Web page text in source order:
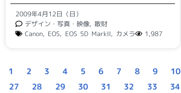
2009年4月12日（日）
デザイン・写真・映像,散財
Canon, EOS, EOS 5D MarkII, カメラ 1,987
1 2 3 4 5 6 7 8 9 10
27
28 29 30 31 32 33 34